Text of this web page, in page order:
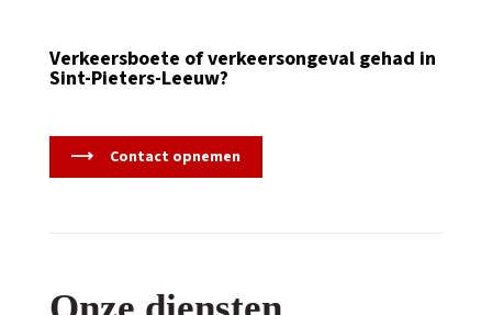
Verkeersboete of verkeersongeval gehad in
Sint-Pieters-Leeuw?
Contact opnemen